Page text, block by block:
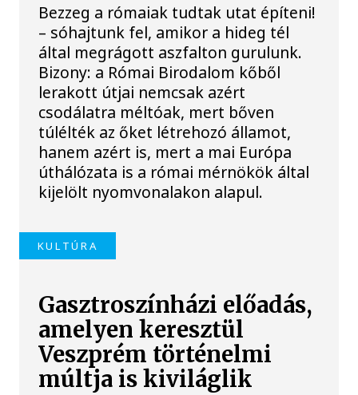
Bezzeg a rómaiak tudtak utat építeni!
– sóhajtunk fel, amikor a hideg tél
által megrágott aszfalton gurulunk.
Bizony: a Római Birodalom kőből
lerakott útjai nemcsak azért
csodálatra méltóak, mert bőven
túlélték az őket létrehozó államot,
hanem azért is, mert a mai Európa
úthálózata is a római mérnökök által
kijelölt nyomvonalakon alapul.
KULTÚRA
Gasztroszínházi előadás,
amelyen keresztül
Veszprém történelmi
múltja is kiviláglik